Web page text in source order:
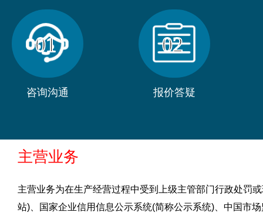
01
咨询沟通
02
报价答疑
主营业务
主营业务为在生产经营过程中受到上级主管部门行政处罚
站)、国家企业信用信息公示系统(简称公示系统)、中国市